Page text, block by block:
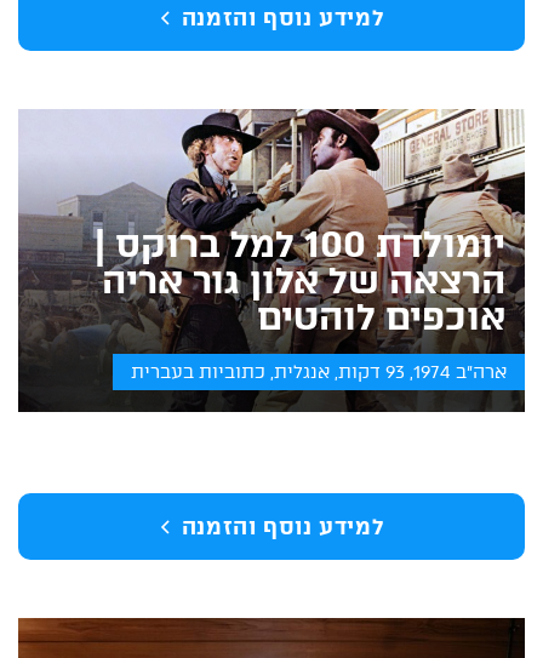
למידע נוסף והזמנה
יומולדת 100 למל ברוקס |
הרצאה של אלון גור אריה
אוכפים לוהטים
ארה״ב 1974, 93 דקות, אנגלית, כתוביות בעברית
למידע נוסף והזמנה